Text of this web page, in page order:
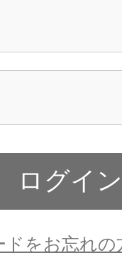
ドをお忘れの